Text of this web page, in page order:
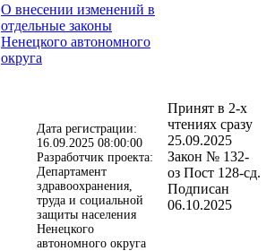
О внесении изменений в
отдельные законы
Ненецкого автономного
округа
Дата регистрации:
16.09.2025 08:00:00
Разработчик проекта:
Департамент
здравоохранения,
труда и социальной
защиты населения
Ненецкого
автономного округа
Принят в 2-х
чтениях сразу
25.09.2025
Закон № 132-
оз Пост 128-сд.
Подписан
06.10.2025